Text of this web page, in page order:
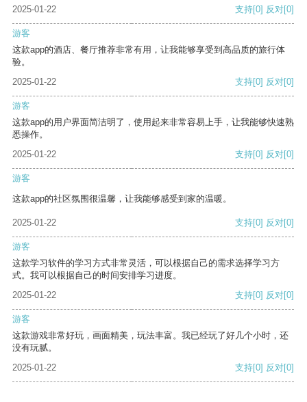
2025-01-22
支持[0] 反对[0]
游客
这款app的酒店、餐厅推荐非常有用，让我能够享受到高品质的旅行体
验。
2025-01-22
支持[0] 反对[0]
游客
这款app的用户界面简洁明了，使用起来非常容易上手，让我能够快速熟
悉操作。
2025-01-22
支持[0] 反对[0]
游客
这款app的社区氛围很温馨，让我能够感受到家的温暖。
2025-01-22 支持[0] 反对[0]
游客
这款学习软件的学习方式非常灵活，可以根据自己的需求选择学习方
式。我可以根据自己的时间安排学习进度。
2025-01-22
支持[0] 反对[0]
游客
这款游戏非常好玩，画面精美，玩法丰富。我已经玩了好几个小时，还
没有玩腻。
2025-01-22
支持[0] 反对[0]